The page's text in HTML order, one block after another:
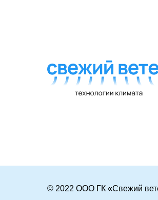
© 2022 ООО ГК «Свежий